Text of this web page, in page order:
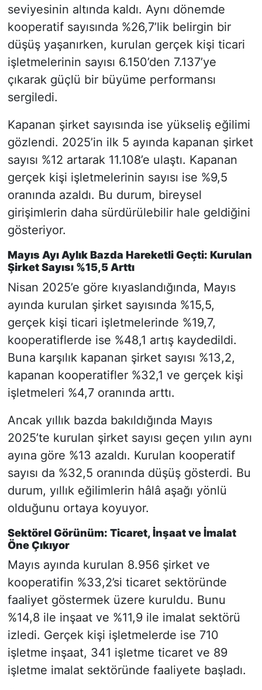
seviyesinin altında kaldı. Aynı dönemde
kooperatif sayısında %26,7’lik belirgin bir
düşüş yaşanırken, kurulan gerçek kişi ticari
işletmelerinin sayısı 6.150’den 7.137’ye
çıkarak güçlü bir büyüme performansı
sergiledi.
Kapanan şirket sayısında ise yükseliş eğilimi
gözlendi. 2025’in ilk 5 ayında kapanan şirket
sayısı %12 artarak 11.108’e ulaştı. Kapanan
gerçek kişi işletmelerinin sayısı ise %9,5
oranında azaldı. Bu durum, bireysel
girişimlerin daha sürdürülebilir hale geldiğini
gösteriyor.
Mayıs Ayı Aylık Bazda Hareketli Geçti: Kurulan
Şirket Sayısı %15,5 Arttı
Nisan 2025’e göre kıyaslandığında, Mayıs
ayında kurulan şirket sayısında %15,5,
gerçek kişi ticari işletmelerinde %19,7,
kooperatiflerde ise %48,1 artış kaydedildi.
Buna karşılık kapanan şirket sayısı %13,2,
kapanan kooperatifler %32,1 ve gerçek kişi
işletmeleri %4,7 oranında arttı.
Ancak yıllık bazda bakıldığında Mayıs
2025’te kurulan şirket sayısı geçen yılın aynı
ayına göre %13 azaldı. Kurulan kooperatif
sayısı da %32,5 oranında düşüş gösterdi. Bu
durum, yıllık eğilimlerin hâlâ aşağı yönlü
olduğunu ortaya koyuyor.
Sektörel Görünüm: Ticaret, İnşaat ve İmalat
Öne Çıkıyor
Mayıs ayında kurulan 8.956 şirket ve
kooperatifin %33,2’si ticaret sektöründe
faaliyet göstermek üzere kuruldu. Bunu
%14,8 ile inşaat ve %11,9 ile imalat sektörü
izledi. Gerçek kişi işletmelerde ise 710
işletme inşaat, 341 işletme ticaret ve 89
işletme imalat sektöründe faaliyete başladı.